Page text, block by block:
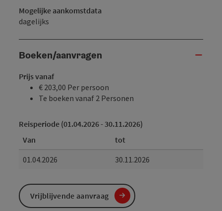
Mogelijke aankomstdata
dagelijks
Boeken/aanvragen
Prijs vanaf
€ 203,00 Per persoon
Te boeken vanaf 2 Personen
Reisperiode (01.04.2026 - 30.11.2026)
Van
tot
01.04.2026
30.11.2026
Vrijblijvende aanvraag